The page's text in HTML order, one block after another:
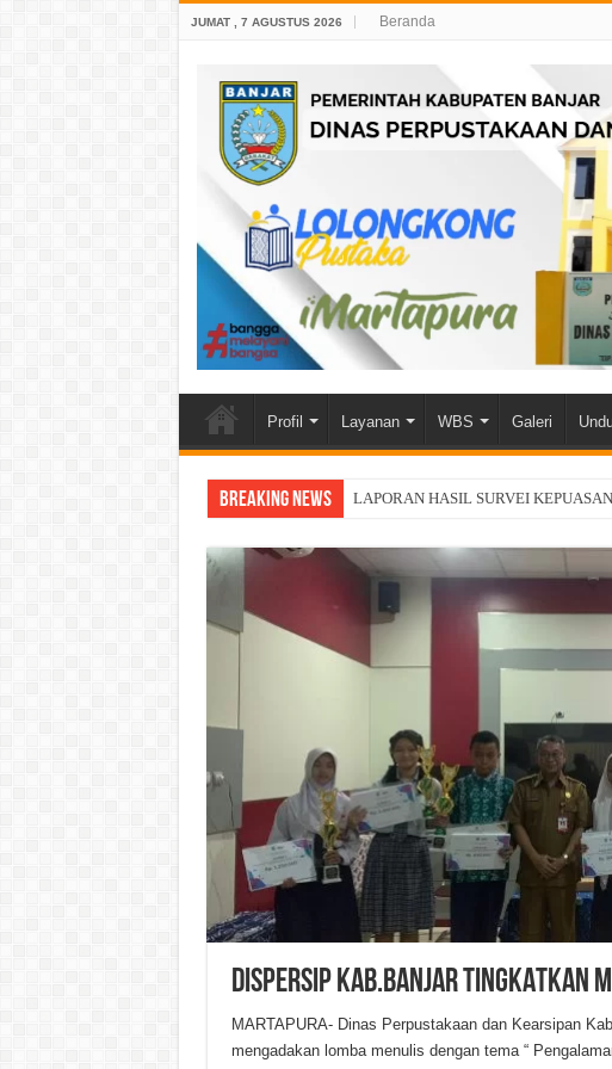
JUMAT , 7 AGUSTUS 2026 Beranda
Profil Layanan WBS Galeri
Breaking News LAPORAN HASIL SURVEI
DISPERSIP KAB.BANJAR TINGKATKAN
MARTAPURA- Dinas Perpustakaan dan Kearsipan
mengadakan lomba menulis dengan tema “